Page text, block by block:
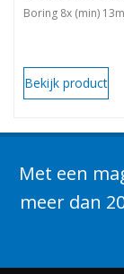
Boring 8x (min)
Bekijk product
Met een
meer dan